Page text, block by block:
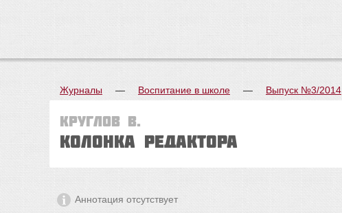
Журналы — Воспитание в школе — Выпуск №3/2014
Круглов В.
Колонка редактора
Аннотация отсутствует